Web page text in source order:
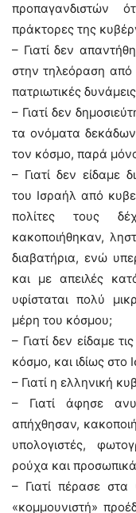
προπαγανδιστών
πράκτορες της
– Γιατί δεν
στην τηλεόραση από
πατριωτικές
– Γιατί δεν
τα ονόματα δεκάδων
τον κόσμο, παρά
– Γιατί δεν είδαμε
του Ισραήλ από
πολίτες τους
κακοποιήθηκαν,
διαβατήρια, ενώ
και με απειλές
υφίσταται πολύ
μέρη του κόσμου;
– Γιατί δεν είδαμε
κόσμο, και ιδίως στο
– Γιατί η ελληνική
– Γιατί άφησε
απήχθησαν,
υπολογιστές,
ρούχα και
– Γιατί πέρασε
«κομμουνιστή»